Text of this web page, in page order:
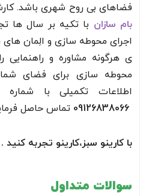
فضاهای بی روح شهری باشد.
بام سازان با تکیه بر سال ها
اجرای محوطه سازی و الِمان های
ی هرگونه مشاوره و راهنمایی
محوطه سازی برای فضای
اطلاعات تکمیلی با شماره
تماس حاصل
با کارینو سبز،کارینو تجربه کنید .
سوالات متداول